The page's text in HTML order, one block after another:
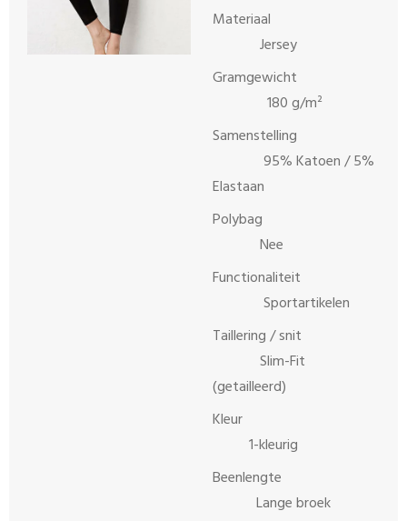
Materiaal
Jersey
Gramgewicht
180 g/m²
Samenstelling
95% Katoen / 5%
Elastaan
Polybag
Nee
Functionaliteit
Sportartikelen
Taillering / snit
Slim-Fit
(getailleerd)
Kleur
1-kleurig
Beenlengte
Lange broek